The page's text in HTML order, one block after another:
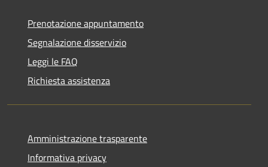
Prenotazione appuntamento
Segnalazione disservizio
Leggi le FAQ
Richiesta assistenza
Amministrazione trasparente
Informativa privacy